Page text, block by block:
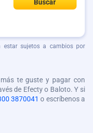
Buscar
estar sujetos a cambios por
te guste y pagar con
de Efecty o Baloto. Y si
3870041 o escríbenos a